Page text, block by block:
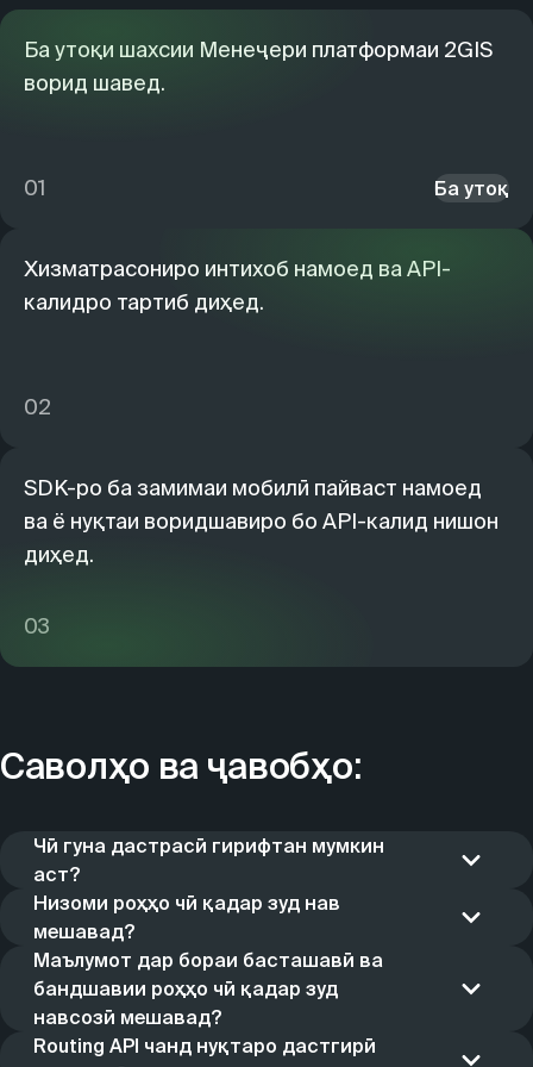
Ба утоқи шахсии Менеҷери платформаи 2GIS
ворид шавед.
01 Ба утоқ
Хизматрасониро интихоб намоед ва API-
калидро тартиб диҳед.
02
SDK-ро ба замимаи мобилӣ пайваст намоед
ва ё нуқтаи воридшавиро бо API-калид нишон
диҳед.
03
Саволҳо ва ҷавобҳо:
Чӣ гуна дастрасӣ гирифтан мумкин
аст?
Демо-дастрасӣ: Бо ишораи зерин
шахсӣ ба қайд гиред ва демо-калид тартиб диҳед. Бо
ёрии он ҳамаи хизматрасониҳои оммавии API
-ро санҷидан мумкин аст. Дастрасӣ барои
донишҷӯён ва лоиҳаҳои ғайритиҷоратӣ:
бақайдгирӣ дар утоқи шахсӣ дар майдони «Соҳаи
Низоми роҳҳо чӣ қадар зуд нав
мешавад?
Модели роҳҳо ҳамарӯза ё бештар нав мешавад —
дарҳол пас аз тасдиқшудани тағйироти воқеӣ.
Маълумот дар бораи басташавӣ ва
бандшавии роҳҳо чӣ қадар зуд
навсозӣ мешавад?
Ҳар дақиқа: маълумот қабул мешавад, коркард
мешавад ва дарҳол дар лоиҳаҳои шумо дастрас
Routing API чанд нуқтаро дастгирӣ